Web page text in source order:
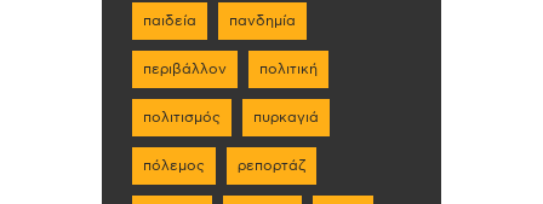
παιδεία πανδημία
περιβάλλον πολιτική
πολιτισμός πυρκαγιά
πόλεμος ρεπορτάζ